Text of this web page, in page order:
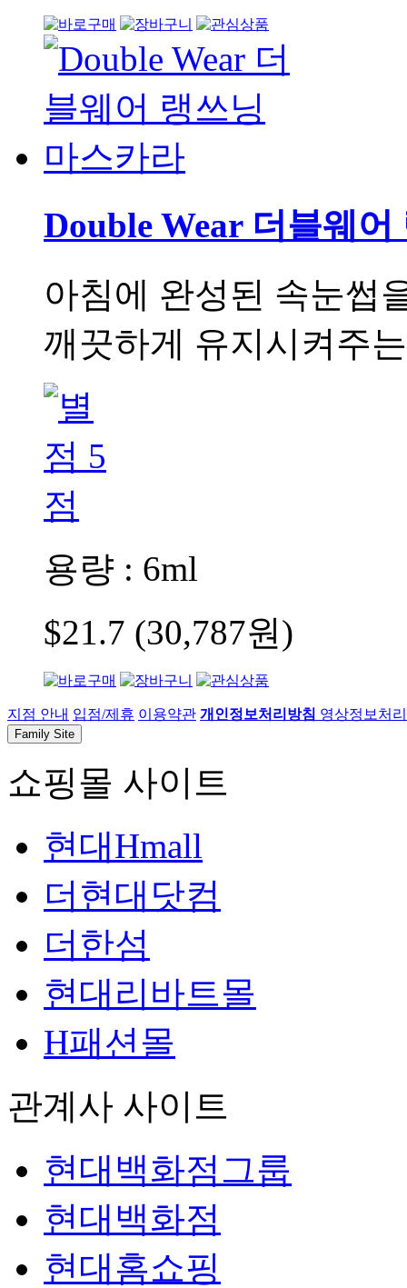
Double Wear 더블웨
아침에 완성된 속눈썹
깨끗하게 유지시켜주
용량 : 6ml
$21.7 (30,787원)
지점 안내 입점/제휴 이용약관 개인정보처리방침 영상정보처
Family Site
쇼핑몰 사이트
현대Hmall
더현대닷컴
더한섬
현대리바트몰
H패션몰
관계사 사이트
현대백화점그룹
현대백화점
현대홈쇼핑